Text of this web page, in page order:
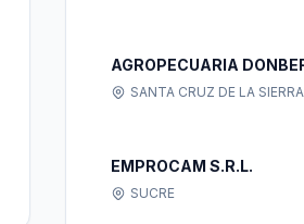
AGROPECUARIA
SANTA CRUZ DE LA SIERRA
EMPROCAM S.R.L.
SUCRE